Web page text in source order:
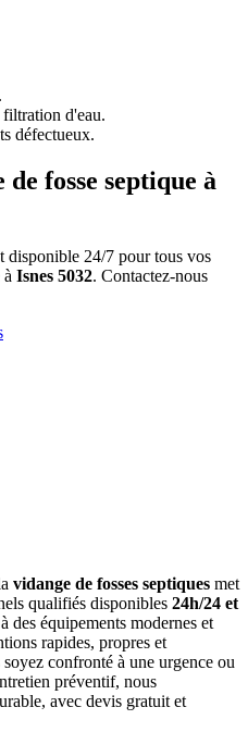
filtration d'eau.
défectueux.
fosse septique à
disponible 24/7 pour tous vos
Isnes 5032. Contactez-nous
vidange de fosses septiques met
qualifiés disponibles 24h/24 et
des équipements modernes et
rapides, propres et
confronté à une urgence ou
préventif, nous
avec devis gratuit et